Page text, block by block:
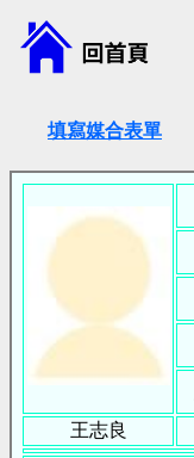
填寫媒合表單
王志良